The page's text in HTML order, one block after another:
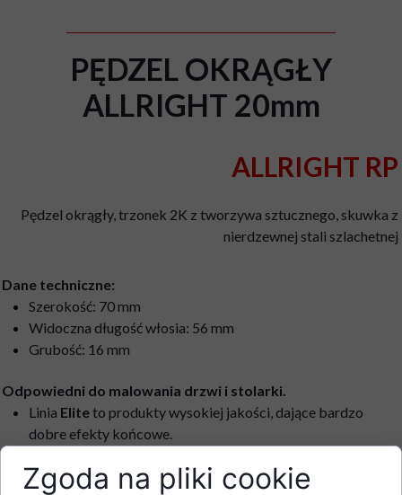
Dane techniczne:
Szerokość: 70 mm
Widoczna długość włosia: 56 mm
Grubość: 16 mm
Odpowiedni do malowania drzwi i stolarki.
Linia Eliteto produkty wysokiej jakości, dające bardzo
dobre efekty końcowe.
wykończenie oraz bardzo dobre właściwości przenoszenia
PĘDZEL OKRĄGŁY
ALLRIGHT 20mm
ALLRIGHT RP
Pędzel okrągły, trzonek 2K z tworzywa sztucznego, skuwka z
nierdzewnej stali szlachetnej
Zgoda na pliki cookie